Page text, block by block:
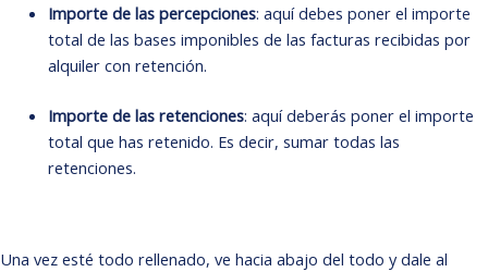
Importe de las percepciones: aquí debes poner el importe
total de las bases imponibles de las facturas recibidas por
alquiler con retención.
Importe de las retenciones: aquí deberás poner el importe
total que has retenido. Es decir, sumar todas las
retenciones.
Una vez esté todo rellenado, ve hacia abajo del todo y dale al